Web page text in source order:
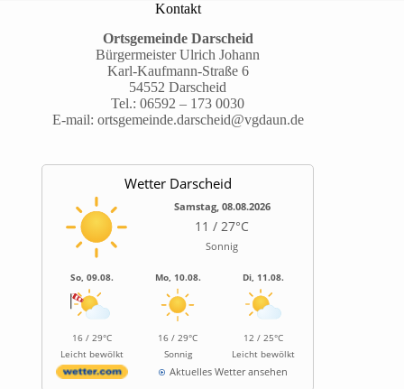
Kontakt
Ortsgemeinde Darscheid
Bürgermeister Ulrich Johann
Karl-Kaufmann-Straße 6
54552 Darscheid
Tel.:06592 – 173 0030
E-mail: ortsgemeinde.darscheid@vgdaun.de
Wetter Darscheid
Samstag, 08.08.2026
11 / 27°C
Sonnig
So, 09.08.
16 / 29°C
Leicht bewölkt
Mo, 10.08.
16 / 29°C
Sonnig
Di, 11.08.
12 / 25°C
Leicht bewölkt
Aktuelles Wetter ansehen